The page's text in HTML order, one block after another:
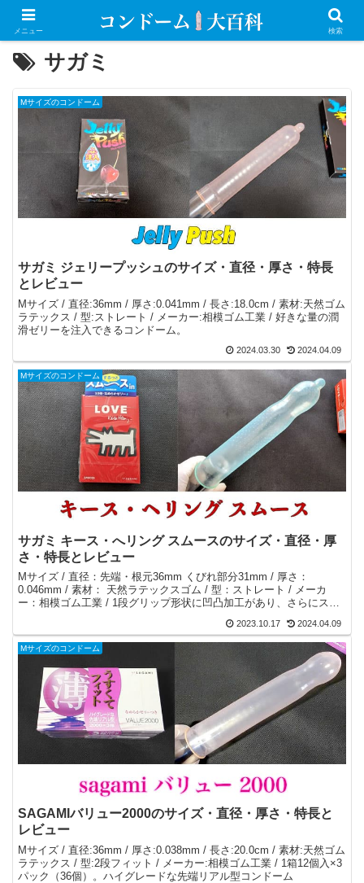
サガミ
Mサイズのコンドーム
サガミ ジェリープッシュのサイズ・直径・厚さ・特長
とレビュー
Mサイズ / 直径:36mm / 厚さ:0.041mm / 長さ:18.0cm / 素材:天然ゴム
ラテックス / 型:ストレート / メーカー:相模ゴム工業 / 好きな量の潤
滑ゼリーを注入できるコンドーム。
2024.03.30 2024.04.09
Mサイズのコンドーム
サガミ キース・へリング スムースのサイズ・直径・厚
さ・特長とレビュー
Mサイズ / 直径：先端・根元36mm くびれ部分31mm / 厚さ：
0.046mm / 素材： 天然ラテックスゴム / 型：ストレート / メーカ
ー：相模ゴム工業 / 1段グリップ形状に凹凸加工があり、さらにスル
2023.10.17 2024.04.09
Mサイズのコンドーム
SAGAMIバリュー2000のサイズ・直径・厚さ・特長と
レビュー
Mサイズ / 直径:36mm / 厚さ:0.038mm / 長さ:20.0cm / 素材:天然ゴム
ラテックス / 型:2段フィット / メーカー:相模ゴム工業 / 1箱12個入×3
パック（36個）。ハイグレードな先端リアル型コンドーム
メニュー 検索